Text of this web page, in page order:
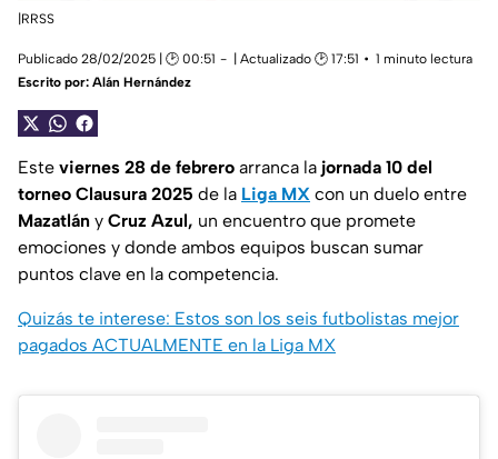
|RRSS
Publicado 28/02/2025 | 🕑 00:51 | Actualizado 🕑 17:51
1 minuto lectura
Escrito por: Alán Hernández
Este viernes 28 de febrero arranca la jornada 10 del
torneo Clausura 2025 de la Liga MX con un duelo entre
Mazatlán y Cruz Azul, un encuentro que promete
emociones y donde ambos equipos buscan sumar
puntos clave en la competencia.
Quizás te interese: Estos son los seis futbolistas mejor
pagados ACTUALMENTE en la Liga MX